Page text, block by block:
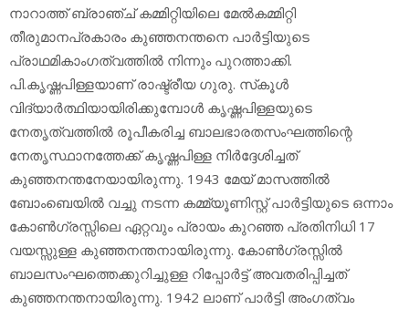
നാറാത്ത് ബ്രാഞ്ച് കമ്മിറ്റിയിലെ മേല്‍കമ്മിറ്റി
തീരുമാനപ്രകാരം കുഞ്ഞനന്തനെ പാര്‍ട്ടിയുടെ
പ്രാഥമികാംഗത്വത്തില്‍ നിന്നും പുറത്താക്കി.
പി.കൃഷ്ണപിള്ളയാണ് രാഷ്ട്രീയ ഗുരു. സ്‌കൂള്‍
വിദ്യാര്‍ത്ഥിയായിരിക്കുമ്പോള്‍ കൃഷ്ണപിള്ളയുടെ
നേതൃത്വത്തില്‍ രൂപീകരിച്ച ബാലഭാരതസംഘത്തിന്റെ
നേതൃസ്ഥാനത്തേക്ക് കൃഷ്ണപിള്ള നിര്‍ദ്ദേശിച്ചത്
കുഞ്ഞനന്തനേയായിരുന്നു. 1943 മേയ് മാസത്തില്‍
ബോംബെയില്‍ വച്ചു നടന്ന കമ്മ്യൂണിസ്റ്റ് പാര്‍ട്ടിയുടെ ഒന്നാം
കോണ്‍ഗ്രസ്സിലെ ഏറ്റവും പ്രായം കുറഞ്ഞ പ്രതിനിധി 17
വയസ്സുള്ള കുഞ്ഞനന്തനായിരുന്നു. കോണ്‍ഗ്രസ്സില്‍
ബാലസംഘത്തെക്കുറിച്ചുള്ള റിപ്പോര്‍ട്ട് അവതരിപ്പിച്ചത്
കുഞ്ഞനന്തനായിരുന്നു. 1942 ലാണ് പാര്‍ട്ടി അംഗത്വം